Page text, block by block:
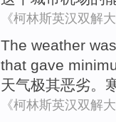
《柯林斯英汉双解大
The weather was
that gave
天气极其恶劣。
《柯林斯英汉双解大